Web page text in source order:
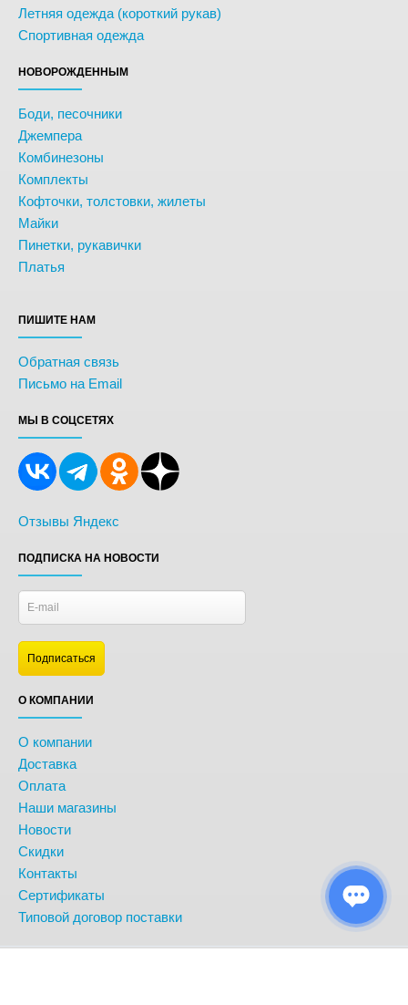
Летняя одежда (короткий рукав)
Спортивная одежда
НОВОРОЖДЕННЫМ
Боди, песочники
Джемпера
Комбинезоны
Комплекты
Кофточки, толстовки, жилеты
Майки
Пинетки, рукавички
Платья
ПИШИТЕ НАМ
Обратная связь
Письмо на Email
МЫ В СОЦСЕТЯХ
Отзывы Яндекс
ПОДПИСКА НА НОВОСТИ
О КОМПАНИИ
О компании
Доставка
Оплата
Наши магазины
Новости
Скидки
Контакты
Сертификаты
Типовой договор поставки